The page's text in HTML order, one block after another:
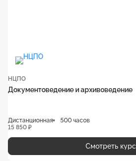
НЦПО
Документоведение и архивоведение
Дистанционная
500 часов
15 850 ₽
Смотреть курс